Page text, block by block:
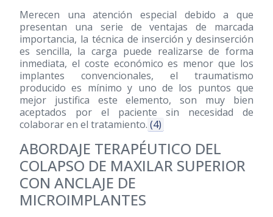
Merecen una atención especial debido a que
presentan una serie de ventajas de marcada
importancia, la técnica de inserción y desinserción
es sencilla, la carga puede realizarse de forma
inmediata, el coste económico es menor que los
implantes convencionales, el traumatismo
producido es mínimo y uno de los puntos que
mejor justifica este elemento, son muy bien
aceptados por el paciente sin necesidad de
colaborar en el tratamiento. (4)
ABORDAJE TERAPÉUTICO DEL
COLAPSO DE MAXILAR SUPERIOR
CON ANCLAJE DE
MICROIMPLANTES